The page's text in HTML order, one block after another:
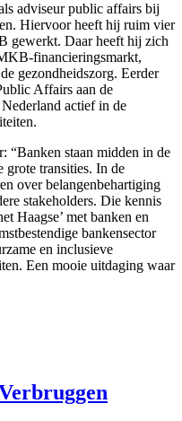
adviseur public affairs bij
Hiervoor heeft hij ruim vier
gewerkt. Daar heeft hij zich
financieringsmarkt,
gezondheidszorg. Eerder
Affairs aan de
actief in de
“Banken staan midden in de
grote transities. In de
over belangenbehartiging
stakeholders. Die kennis
Haagse’ met banken en
bankensector
en inclusieve
Een mooie uitdaging waar